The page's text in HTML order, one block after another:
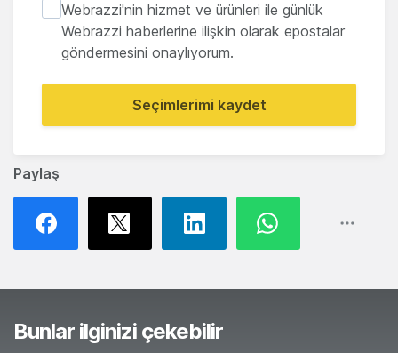
Paylaş
Webrazzi'nin hizmet ve ürünleri ile günlük
Webrazzi haberlerine ilişkin olarak epostalar
göndermesini onaylıyorum.
Seçimlerimi kaydet
Bunlar ilginizi çekebilir